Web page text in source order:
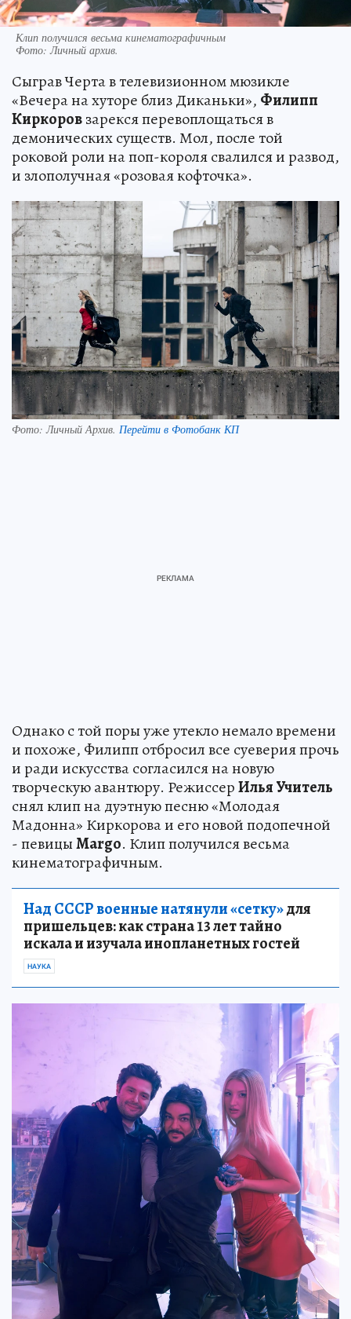
Клип получился весьма кинематографичным
Фото:Личный архив.
Сыграв Черта в телевизионном мюзикле
«Вечера на хуторе близ Диканьки», Филипп
Киркоровзарекся перевоплощаться в
демонических существ. Мол, после той
роковой роли на поп-короля свалился и развод,
и злополучная «розовая кофточка».
Фото:Личный Архив. Перейти в Фотобанк КП
Однако с той поры уже утекло немало времени
и похоже, Филипп отбросил все суеверия прочь
и ради искусства согласился на новую
творческую авантюру. РежиссерИлья Учитель
снял клип на дуэтную песню «Молодая
Мадонна» Киркорова и его новой подопечной
- певицыMargo. Клип получился весьма
кинематографичным.
Над СССР военные натянули «сетку»для
пришельцев: как страна 13 лет тайно
искала и изучала инопланетных гостей
НАУКА